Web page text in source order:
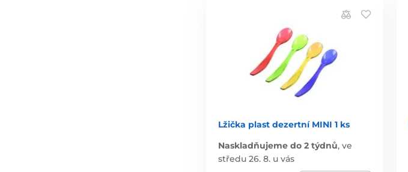
Lžička plast dezertní MINI 1 ks
Naskladňujeme do 2 týdnů, ve
středu 26. 8. u vás